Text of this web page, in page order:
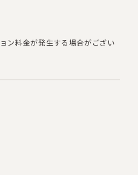
ン料金が発生する場合がござい